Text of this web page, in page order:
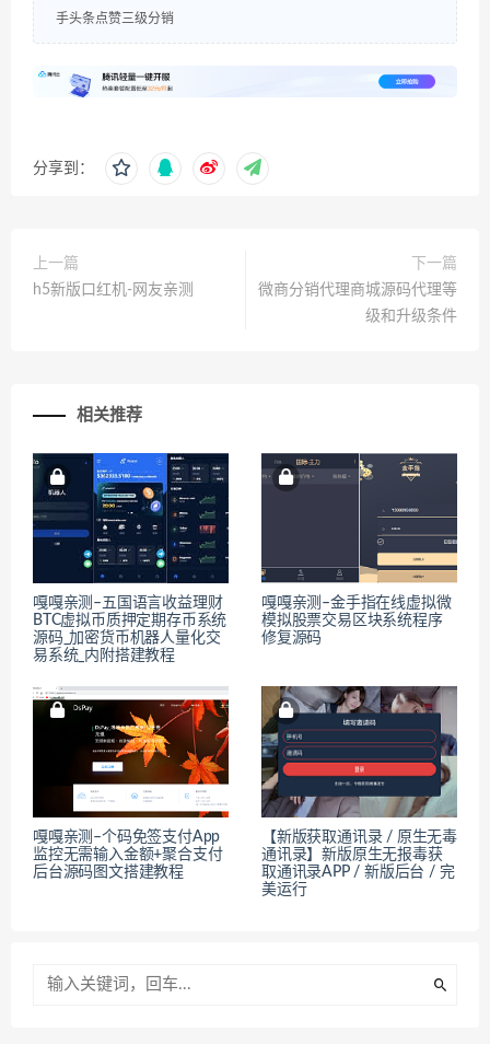
手头条点赞三级分销
分享到：
上一篇
h5新版口红机-网友亲测
下一篇
微商分销代理商城源码代理等
级和升级条件
相关推荐
嘎嘎亲测–五国语言收益理财
BTC虚拟币质押定期存币系统
源码_加密货币机器人量化交
易系统_内附搭建教程
嘎嘎亲测–金手指在线虚拟微
模拟股票交易区块系统程序
修复源码
嘎嘎亲测–个码免签支付App
监控无需输入金额+聚合支付
后台源码图文搭建教程
【新版获取通讯录 / 原生无毒
通讯录】新版原生无报毒获
取通讯录APP / 新版后台 / 完
美运行